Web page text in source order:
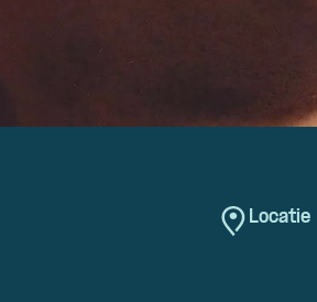
Locatie